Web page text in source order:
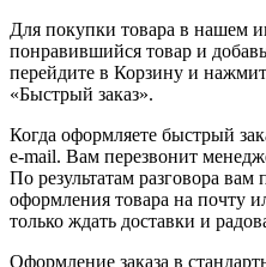
Для покупки товара в нашем
понравившийся товар и
перейдите в Корзину и
«Быстрый заказ».
Когда оформляете быстрый
e-mail. Вам перезвонит
По результатам разговора
оформления товара на почту
только ждать доставки и
Оформление заказа в